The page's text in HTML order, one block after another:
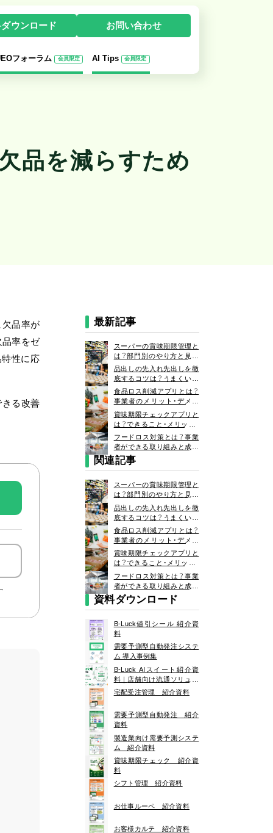
フォーラム 会員限定 AI Tips 会員限定
ウンロード お問い合わせ
品を減らすため
欠品率が
品率をゼ
特性に応
きる改善
最新記事
スーパーの賞味期限管理と
は？部門別のやり方と見切
り・効率化のコツを解説
品出しの先入れ先出しを徹
底するコツは？うまくいか
ない原因と対策も解説
食品ロス削減アプリとは？
事業者のメリット・デメリ
ットと活用事例を解説
賞味期限チェックアプリと
は？できること・メリット・
デメリットと事業者向けの
選択肢を解説
フードロス対策とは？事業
者ができる取り組みと成功
事例を解説
関連記事
スーパーの賞味期限管理と
は？部門別のやり方と見切
り・効率化のコツを解説
品出しの先入れ先出しを徹
底するコツは？うまくいか
ない原因と対策も解説
食品ロス削減アプリとは？
事業者のメリット・デメリ
ットと活用事例を解説
賞味期限チェックアプリと
は？できること・メリット・
デメリットと事業者向けの
選択肢を解説
フードロス対策とは？事業
者ができる取り組みと成功
事例を解説
資料ダウンロード
B-Luck値引シール 紹介資
料
需要予測型自動発注システ
ム 導入事例集
B-Luck AIスイート紹介資
料｜ 店舗向け流通ソリュー
ション「B-Luck」
宅配受注管理 紹介資料
需要予測型自動発注 紹介
資料
製造業向け需要予測システ
ム 紹介資料
賞味期限チェック 紹介資
料
シフト管理 紹介資料
お仕事ルーペ 紹介資料
お客様カルテ 紹介資料